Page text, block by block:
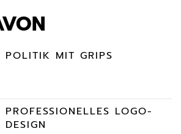
POLITIK MIT GRIPS
PROFESSIONELLES LOGO-
DESIGN